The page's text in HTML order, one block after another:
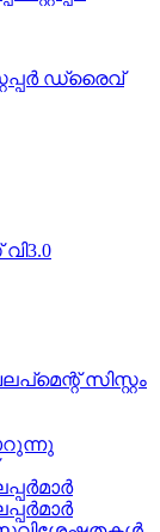
ഡ്രൈവ്
സിസ്റ്റം